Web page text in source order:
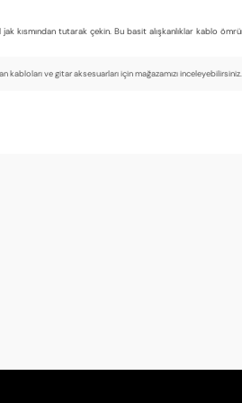
kısmından tutarak çekin. Bu basit alışkanlıklar kablo
ve gitar aksesuarları için mağazamızı inceleyebilirsiniz.